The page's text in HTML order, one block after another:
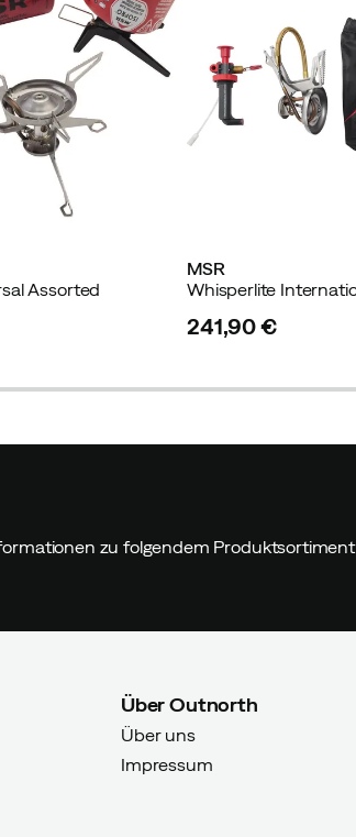
Assorted
MSR
241,90 €
zu folgendem Produktsortiment
Über Outnorth
Über uns
Impressum